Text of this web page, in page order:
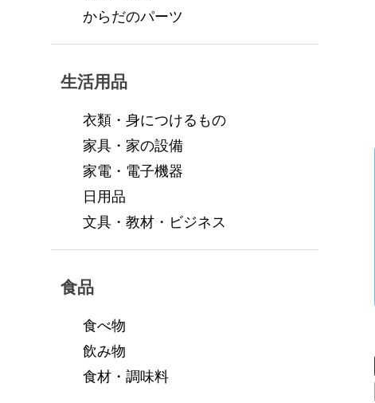
からだのパーツ
生活用品
衣類・身につけるもの
家具・家の設備
家電・電子機器
日用品
文具・教材・ビジネス
食品
食べ物
飲み物
食材・調味料